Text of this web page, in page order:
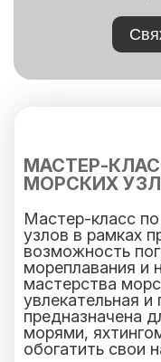
МАСТЕР-
МОРСКИХ
Мастер-класс
узлов в рамках
возможность
мореплавания и
мастерства
увлекательная и
предназначена
морями,
обогатить свои